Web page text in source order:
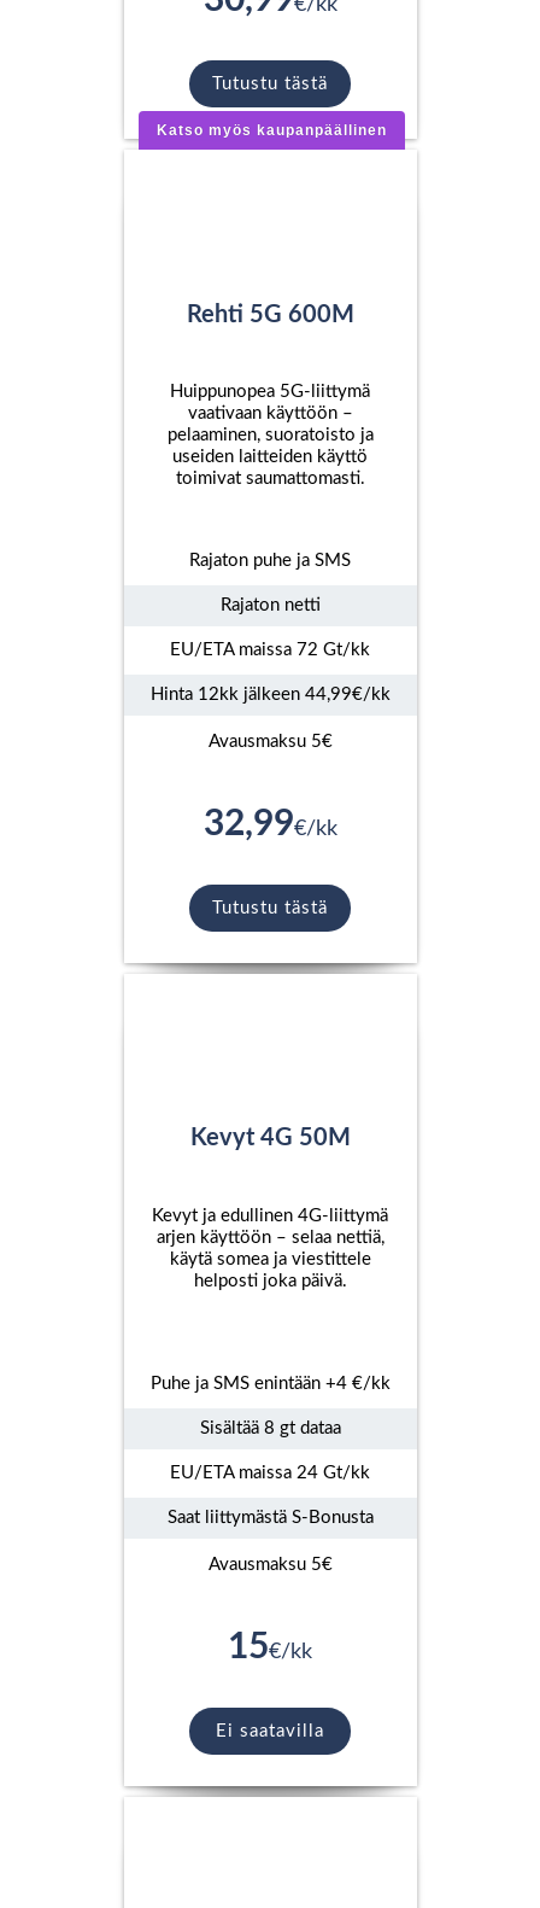
€/kk
Tutustu tästä
Katso myös kaupanpäällinen
Rehti 5G 600M
Huippunopea 5G-liittymä
vaativaan käyttöön –
pelaaminen, suoratoisto ja
useiden laitteiden käyttö
toimivat saumattomasti.
Rajaton puhe ja SMS
Rajaton netti
EU/ETA maissa 72 Gt/kk
Hinta 12kk jälkeen 44,99€/kk
Avausmaksu 5€
32,99€/kk
Tutustu tästä
Kevyt 4G 50M
Kevyt ja edullinen 4G-liittymä
arjen käyttöön – selaa nettiä,
käytä somea ja viestittele
helposti joka päivä.
Puhe ja SMS enintään +4 €/kk
Sisältää 8 gt dataa
EU/ETA maissa 24 Gt/kk
Saat liittymästä S-Bonusta
Avausmaksu 5€
15€/kk
Ei saatavilla